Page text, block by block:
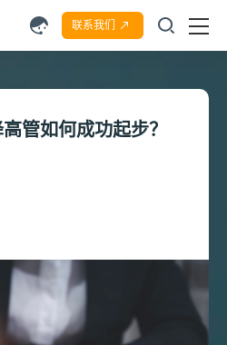
联系我们
管如何成功起步？